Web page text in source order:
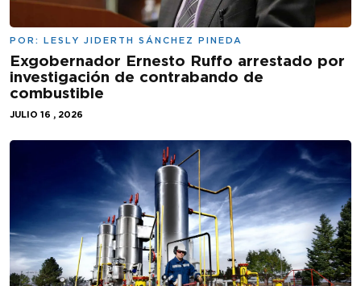
POR: LESLY JIDERTH SÁNCHEZ PINEDA
Exgobernador Ernesto Ruffo arrestado por
investigación de contrabando de
combustible
JULIO 16 , 2026